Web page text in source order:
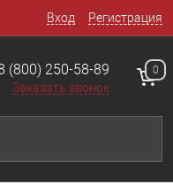
Вход Регистрация
(800) 250-58-89
Заказать звонок
0